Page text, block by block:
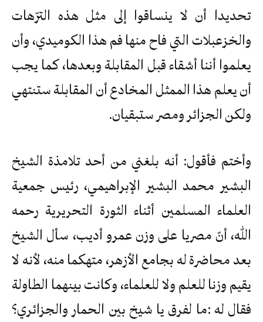
تحديدا أن لا ينساقوا إلى مثل هذه الترّهات
والخزعبلات التي فاح منها فم هذا الكوميدي، وأن
يعلموا أننا أشقاء قبل المقابلة وبعدها، كما يجب
أن يعلم هذا الممثل المخادع أن المقابلة ستنتهي
ولكن الجزائر ومصر ستبقيان.
وأختم فأقول: أنه بلغني من أحد تلامذة الشيخ
البشير محمد البشير الإبراهيمي، رئيس جمعية
العلماء المسلمين أثناء الثورة التحريرية رحمه
الله، أنّ مصريا على وزن عمرو أديب، سأل الشيخ
بعد محاضرة له بجامع الأزهر، متهكما منه، لأنه لا
يقيم وزنا للعلم ولا للعلماء، وكانت بينهما الطاولة
فقال له :ما لفرق يا شيخ بين الحمار والجزائري؟